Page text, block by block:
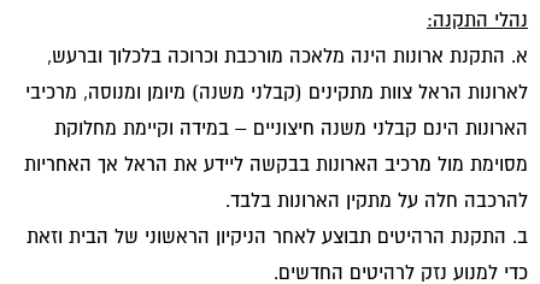
נהלי התקנה:
א. התקנת ארונות הינה מלאכה מורכבת וכרוכה בלכלוך וברעש,
לארונות הראל צוות מתקינים (קבלני משנה) מיומן ומנוסה, מרכיבי
הארונות הינם קבלני משנה חיצוניים – במידה וקיימת מחלוקת
מסוימת מול מרכיב הארונות בבקשה ליידע את הראל אך האחריות
להרכבה חלה על מתקין הארונות בלבד.
ב. התקנת הרהיטים תבוצע לאחר הניקיון הראשוני של הבית וזאת
כדי למנוע נזק לרהיטים החדשים.